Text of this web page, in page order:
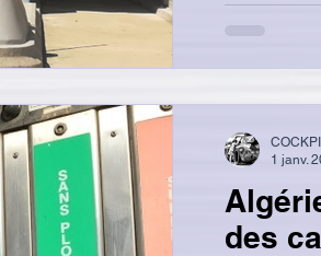
en
des
1 janv.